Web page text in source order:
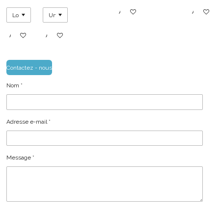
Ajouter au panierAjouter au panier
Ajouter au panier Ajouter
Contactez - nous
Nom *
Adresse e-mail *
Message *